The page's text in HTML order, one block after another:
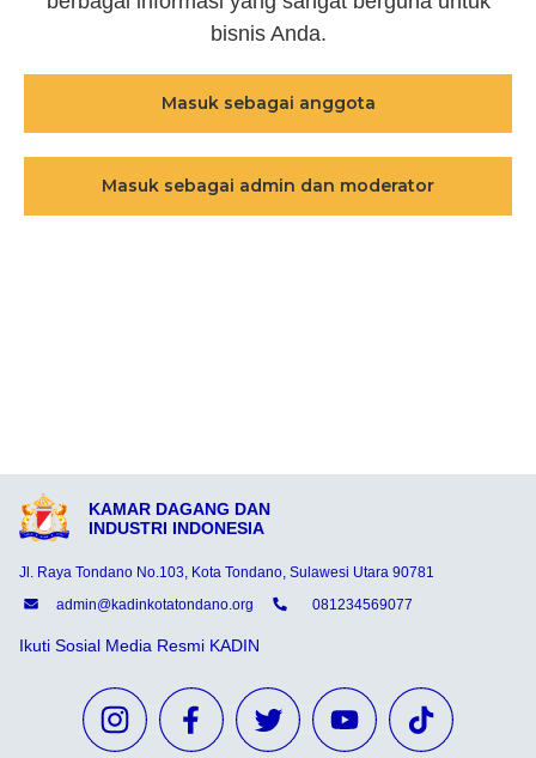
bisnis Anda.
Masuk sebagai anggota
Masuk sebagai admin dan moderator
KAMAR DAGANG DAN
INDUSTRI INDONESIA
Jl. Raya Tondano No.103, Kota Tondano, Sulawesi Utara 90781
admin@kadinkotatondano.org
081234569077
Ikuti Sosial Media Resmi KADIN